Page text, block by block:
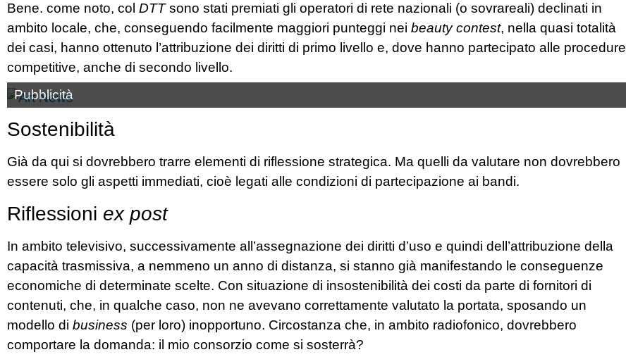
Bene. come noto, col DTTsono stati premiati gli operatori di rete nazionali (o sovrareali) declinati in
ambito locale, che, conseguendo facilmente maggiori punteggi nei beauty contest, nella quasi totalità
dei casi, hanno ottenuto l’attribuzione dei diritti di primo livello e, dove hanno partecipato alle procedure
competitive, anche di secondo livello.
Pubblicità
Sostenibilità
Già da qui si dovrebbero trarre elementi di riflessione strategica. Ma quelli da valutare non dovrebbero
essere solo gli aspetti immediati, cioè legati alle condizioni di partecipazione ai bandi.
Riflessioni ex post
In ambito televisivo, successivamente all’assegnazione dei diritti d’uso e quindi dell’attribuzione della
capacità trasmissiva, a nemmeno un anno di distanza, si stanno già manifestando le conseguenze
economiche di determinate scelte. Con situazione di insostenibilità dei costi da parte di fornitori di
contenuti, che, in qualche caso, non ne avevano correttamente valutato la portata, sposando un
modello di business (per loro) inopportuno. Circostanza che, in ambito radiofonico, dovrebbero
comportare la domanda: il mio consorzio come si sosterrà?